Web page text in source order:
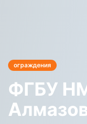
ограждения
ФГБУ